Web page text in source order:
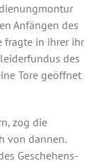
Anfängen des
fragte in ihrer ihr
des
Tore geöffnet
zog die
von dannen.
Geschehens-